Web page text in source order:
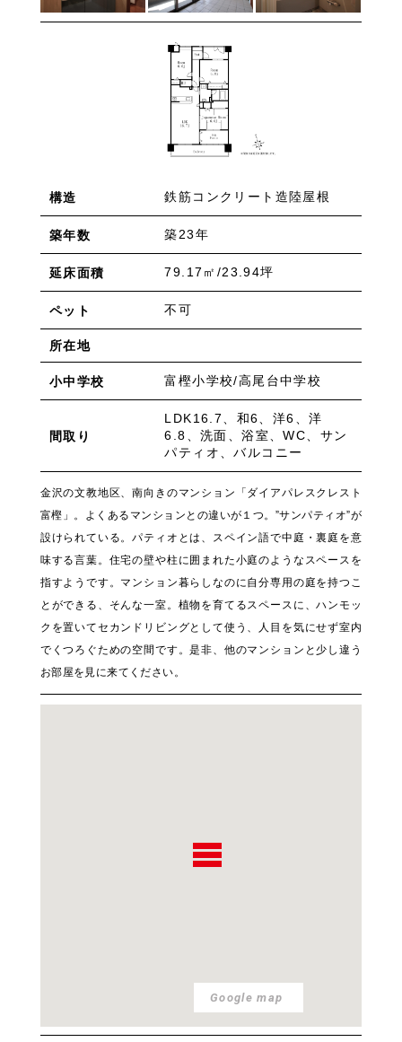
構造 鉄筋コンクリート造陸屋根
築年数 築23年
延床面積 79.17㎡/23.94坪
ペット 不可
所在地
小中学校 富樫小学校/高尾台中学校
間取り
LDK16.7、和6、洋6、洋
6.8、洗面、浴室、WC、サン
パティオ、バルコニー
金沢の文教地区、南向きのマンション「ダイアパレスクレスト
富樫」。よくあるマンションとの違いが１つ。”サンパティオ”が
設けられている。パティオとは、スペイン語で中庭・裏庭を意
味する言葉。住宅の壁や柱に囲まれた小庭のようなスペースを
指すようです。マンション暮らしなのに自分専用の庭を持つこ
とができる、そんな一室。植物を育てるスペースに、ハンモッ
クを置いてセカンドリビングとして使う、人目を気にせず室内
でくつろぐための空間です。是非、他のマンションと少し違う
お部屋を見に来てください。
Google map